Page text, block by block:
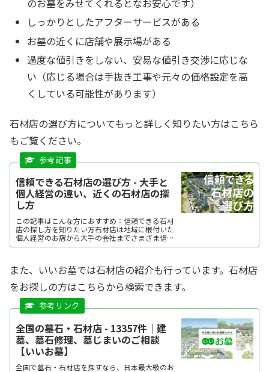
のお墓をみせてくれるとなお安心です）
しっかりとしたアフターサービスがある
お墓の近くに店舗や展示場がある
過度な値引きをしない、安易な値引き交渉に応じな
い（応じる場合は手抜き工事や元々の価格設定を高
くしている可能性があります）
石材店の選び方についてもっと詳しく知りたい方はこちら
もご覧ください。
信頼できる石材店の選び方 - 大手と
個人経営の違い、近くの石材店の探
し方
この記事はこんな方におすすめ：信頼できる石材
店の探し方を知りたい方石材店は地域に根付いた
個人経営のお店から大手の会社までさまざま信頼
できる店を探すには、石材知識の詳しさや見積
また、いいお墓では石材店の紹介も行っています。石材店
をお探しの方はこちらから検索できます。
全国の墓石・石材店 - 13357件｜建
墓、墓石修理、墓じまいのご相談
【いいお墓】
全国で墓石・石材店を探すなら、日本最大級のお